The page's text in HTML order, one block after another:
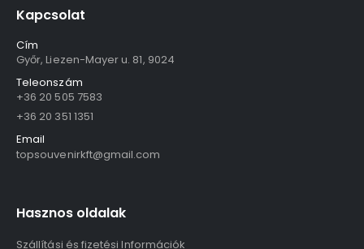
Kapcsolat
Cím
Győr, Liezen-Mayer u. 81, 9024
Teleonszám
+36 20 505 7583
+36 20 351 1351
Email
topsouvenirkft@gmail.com
Hasznos oldalak
Szállítási és fizetési Információk